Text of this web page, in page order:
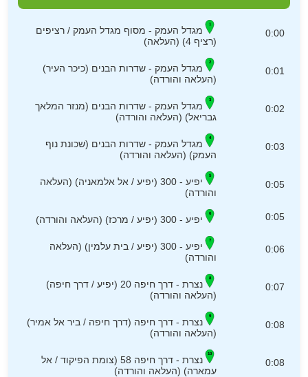
0:00
מגדל העמק - מסוף מגדל העמק / רציפים
(רציף 4) (העלאה)
0:01
מגדל העמק - שדרות הבנים (כיכר העיר)
(העלאה והורדה)
0:02
מגדל העמק - שדרות הבנים (מנזר המלאך
גבריאל) (העלאה והורדה)
0:03
מגדל העמק - שדרות הבנים (שכונת נוף
העמק) (העלאה והורדה)
0:05
יפיע - 300 (יפיע / אל אלמאניה) (העלאה
והורדה)
0:05 יפיע - 300 (יפיע / מרכז) (העלאה והורדה)
0:06
יפיע - 300 (יפיע / בית עלמין) (העלאה
והורדה)
0:07
נצרת - דרך חיפה 20 (יפיע / דרך חיפה)
(העלאה והורדה)
0:08
נצרת - דרך חיפה (דרך חיפה / ביר אל אמיר)
(העלאה והורדה)
0:08
נצרת - דרך חיפה 58 (צומת הפיקוד / אל
עמארה) (העלאה והורדה)